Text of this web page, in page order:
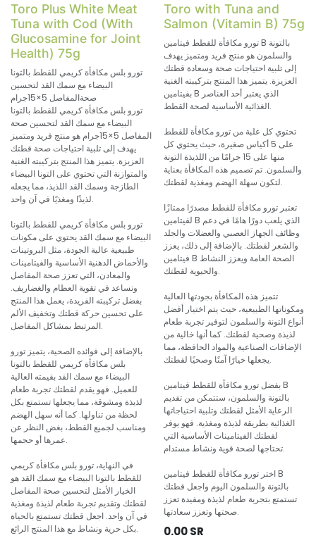
Toro Plus White Meat
Tuna with Cod (With
Glucosamine for Joint
Health) 75g
تورو بلس مكافأة كريمي للقطط بالتونا
البيضاء مع سمك القد لتحسين
تورو بلس مكافأة كريمي للقطط بالتونا
البيضاء مع سمك القد لتحسين صحة
المفاصل 5×15جرام هو منتج فريد ومتميز
يهدف إلى تلبية احتياجات صحة قطتك
العزيزة. يتميز هذا المنتج بتركيبته الغنية
والمتوازنة التي تحتوي على التونا البيضاء
الطازجة وسمك القد اللذيذ، مما يجعله
لذيذًا ومغذيًا في آن واحد.
تورو بلس مكافأة كريمي للقطط بالتونا
البيضاء مع سمك القد يحتوي على مكونات
طبيعية عالية الجودة، مثل البروتينات
والأحماض الدهنية الأساسية والفيتامينات
والمعادن، التي تعزز صحة المفاصل
وتساعد في تقوية العظام والغضاريف.
بفضل تركيبته الفريدة، يعمل هذا المنتج
على تحسين حركة قطتك وتخفيف الألم
المرتبط بمشاكل المفاصل.
بالإضافة إلى فوائده الصحية، يتميز تورو
بلس مكافأة كريمي للقطط بالتونا
البيضاء مع سمك القد بقيمته العالية
للعميل. فهو يقدم لقطتك تجربة طعام
لذيذة ومشوقة، مما يجعلها تستمتع بكل
لحظة من تناولها. كما أنه سهل الهضم
ومناسب لجميع القطط، بغض النظر عن
عمرها أو حجمها.
في النهاية، تورو بلس مكافأة كريمي
للقطط بالتونا البيضاء مع سمك القد هو
الخيار الأمثل لتحسين صحة المفاصل
لقطتك وتقديم تجربة طعام لذيذة ومغذية
في آن واحد. اجعل قطتك تستمتع بالحياة
بكل حرية ونشاط مع هذا المنتج الرائع.
Toro with Tuna and
Salmon (Vitamin B) 75g
تورو مكافأة للقطط فيتامين B بالتونة
والسلمون هو منتج فريد ومتميز يهدف
إلى تلبية احتياجات صحة وسعادة قطتك
العزيزة. يتميز هذا المنتج بتركيبته الغنية
بفيتامين B الذي يعتبر أحد العناصر
الغذائية الأساسية لصحة القطط.
تحتوي كل علبة من تورو مكافأة للقطط
على 5 أكياس صغيرة، حيث يحتوي كل
منها على 15 جرامًا من اللذيذة التونة
والسلمون. تم تصميم هذه المكافأة بعناية
لتكون سهلة الهضم ومغذية لقطتك.
تعتبر تورو مكافأة للقطط مصدرًا ممتازًا
لفيتامين B الذي يلعب دورًا هامًا في دعم
وظائف الجهاز العصبي والعضلات والجلد
والشعر لقطتك. بالإضافة إلى ذلك، يعزز
فيتامين B الصحة العامة ويعزز النشاط
والحيوية لقطتك.
تتميز هذه المكافأة بجودتها العالية
ومكوناتها الطبيعية، حيث يتم اختيار أفضل
أنواع التونة والسلمون لتوفير تجربة طعام
لذيذة وصحية لقطتك. كما أنها خالية من
الإضافات الصناعية والمواد الحافظة، مما
يجعلها خيارًا آمنًا وصحيًا لقطتك.
بفضل تورو مكافأة للقطط فيتامين B
بالتونة والسلمون، ستتمكن من تقديم
الرعاية الأمثل لقطتك وتلبية احتياجاتها
الغذائية بطريقة لذيذة ومغذية. فهو يوفر
لقطتك الفيتامينات الأساسية التي
تحتاجها لصحة قوية ونشاط مستدام.
اختر تورو مكافأة للقطط فيتامين B
بالتونة والسلمون اليوم واجعل قطتك
تستمتع بتجربة طعام لذيذة ومفيدة تعزز
صحتها وتعزز سعادتها.
0.00SR